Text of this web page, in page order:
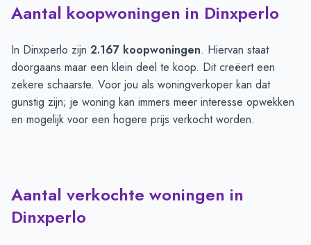
Aantal koopwoningen in Dinxperlo
In Dinxperlo zijn 2.167 koopwoningen. Hiervan staat
doorgaans maar een klein deel te koop. Dit creëert een
zekere schaarste. Voor jou als woningverkoper kan dat
gunstig zijn; je woning kan immers meer interesse opwekken
en mogelijk voor een hogere prijs verkocht worden.
Aantal verkochte woningen in
Dinxperlo